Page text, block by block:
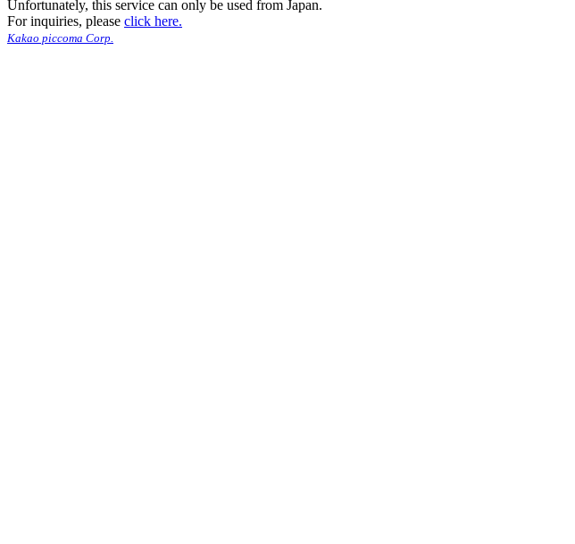
Unfortunately, this service can only be used from Japan.
For inquiries, please click here.
Kakao piccoma Corp.